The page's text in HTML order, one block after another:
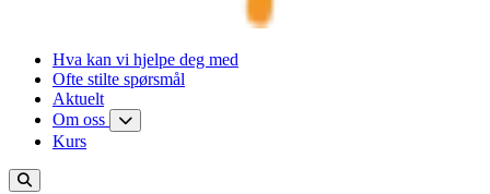
Hva kan vi hjelpe deg med
Ofte stilte spørsmål
Aktuelt
Om oss
Kurs